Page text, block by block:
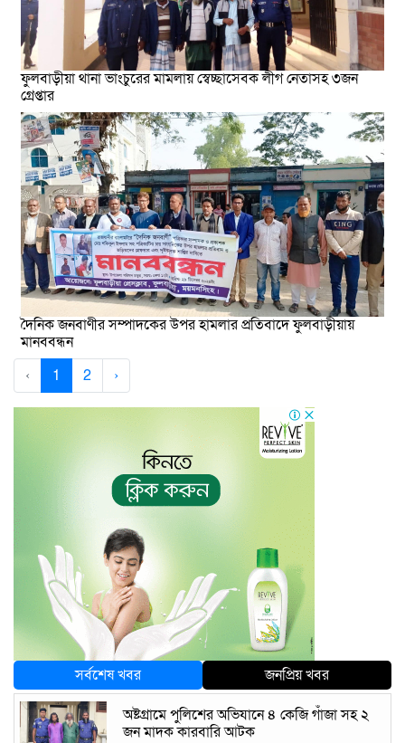
ফুলবাড়ীয়া থানা ভাংচুরের মামলায় স্বেচ্ছাসেবক লীগ নেতাসহ ৩জন
গ্রেপ্তার
দৈনিক জনবাণীর সম্পাদকের উপর হামলার প্রতিবাদে ফুলবাড়ীয়ায়
মানববন্ধন
‹
1 2 ›
সর্বশেষ খবর
জনপ্রিয় খবর
অষ্টগ্রামে পুলিশের অভিযানে ৪ কেজি গাঁজা সহ ২
জন মাদক কারবারি আটক